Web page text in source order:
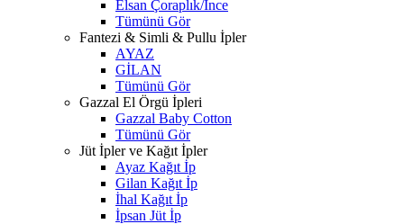
Elsan Çoraplık/İnce
Tümünü Gör
Fantezi & Simli & Pullu İpler
AYAZ
GİLAN
Tümünü Gör
Gazzal El Örgü İpleri
Gazzal Baby Cotton
Tümünü Gör
Jüt İpler ve Kağıt İpler
Ayaz Kağıt İp
Gilan Kağıt İp
İhal Kağıt İp
İpsan Jüt İp